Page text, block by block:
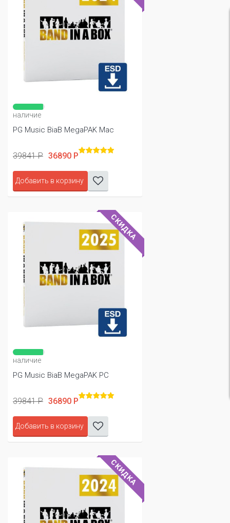
наличие
PG Music BiaB MegaPAK Mac
39841 Р 36890 Р
Добавить в корзину
СКИДКА
наличие
PG Music BiaB MegaPAK PC
39841 Р 36890 Р
Добавить в корзину
СКИДКА